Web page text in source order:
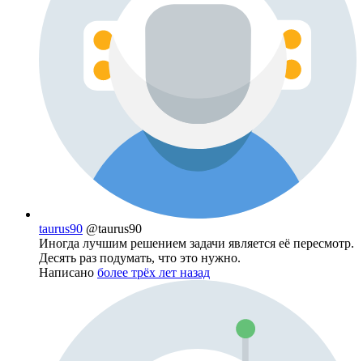
taurus90 @taurus90
Иногда лучшим решением задачи является её пересмотр.
Десять раз подумать, что это нужно.
Написано более трёх лет назад